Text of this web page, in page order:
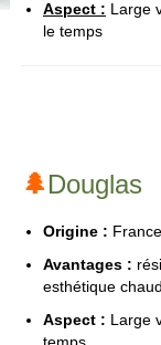
Aspect : Large
le temps
🌲Douglas
Origine :
Avantages :
esthétique
Aspect : Large